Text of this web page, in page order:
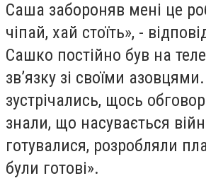
Саша забороняв мені це
чіпай, хай стоїть», -
Сашко постійно був на
зв’язку зі своїми
зустрічались, щось
знали, що насувається
готувалися, розробляли
були готові».